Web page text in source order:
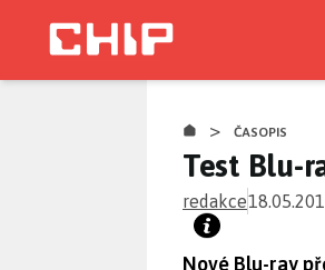
> ČASOPIS
Test Blu-
redakce
Nové Blu-ray